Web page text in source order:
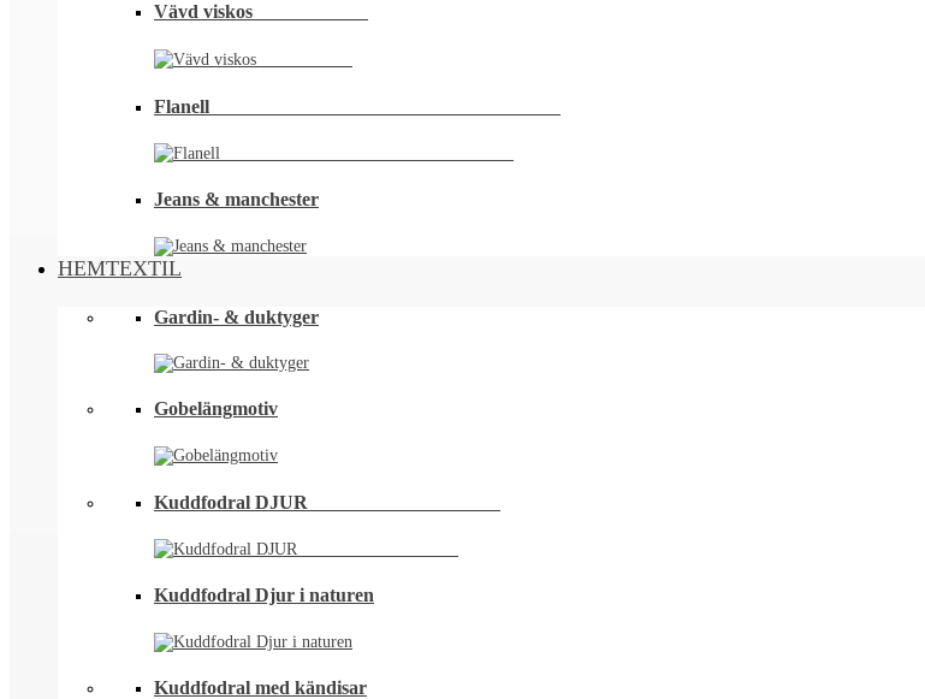
Vävd viskos⠀⠀⠀⠀⠀⠀⠀⠀
Flanell ⠀⠀⠀⠀⠀⠀⠀⠀⠀⠀⠀⠀⠀⠀⠀⠀⠀⠀⠀⠀⠀⠀⠀⠀
Jeans & manchester
HEMTEXTIL
Gardin- & duktyger
Gobelängmotiv
Kuddfodral DJUR ⠀⠀⠀⠀⠀⠀⠀⠀⠀⠀⠀⠀⠀
Kuddfodral Djur i naturen
Kuddfodral med kändisar